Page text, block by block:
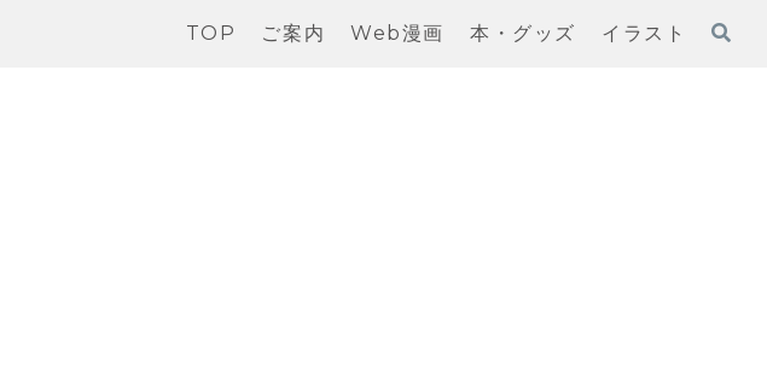
TOP ご案内 Web漫画 本・グッズ イラスト